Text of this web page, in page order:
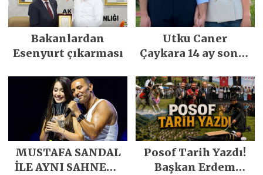
Bakanlardan
Esenyurt çıkarması
Utku Caner
Çaykara 14 ay sonra
kavuştu
MUSTAFA SANDAL
İLE AYNI SAHNEDE
Posof Tarih Yazdı!
Başkan Erdem